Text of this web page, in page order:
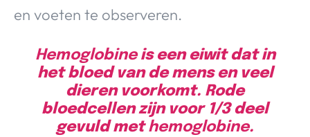
en voeten te observeren.
Hemoglobineis een eiwit dat in
het bloed van de mens en veel
dieren voorkomt. Rode
bloedcellen zijn voor 1/3 deel
gevuld methemoglobine.